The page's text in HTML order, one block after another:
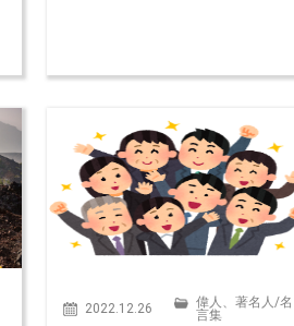
2022.12.26 偉人、著名人/名
言集